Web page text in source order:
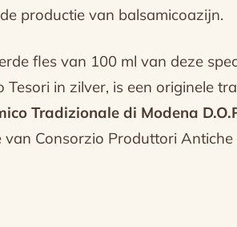
productie van balsamicoazijn.
fles van 100 ml van deze
Tesori in zilver, is een originele
Tradizionale di Modena
Consorzio Produttori Antiche